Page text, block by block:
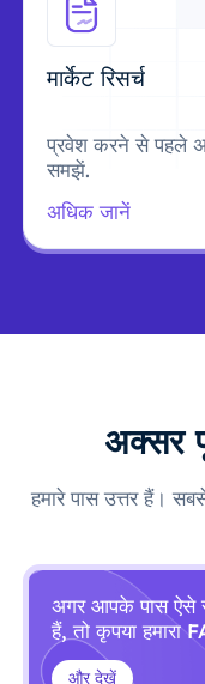
मार्केट रिसर्च
प्रवेश करने से पहले
समझें.
अधिक जानें
अक्सर
हमारे पास उत्तर हैं।
अगर आपके पास ऐसे
हैं, तो कृपया हमारा
और देखें